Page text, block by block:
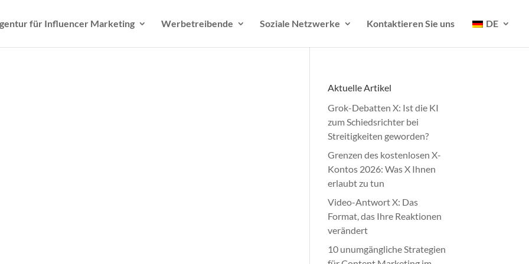
für Influencer Marketing Werbetreibende Soziale Netzwerke Kontaktieren Sie uns DE
Aktuelle Artikel
Grok-Debatten X: Ist die KI
zum Schiedsrichter bei
Streitigkeiten geworden?
Grenzen des kostenlosen X-
Kontos 2026: Was X Ihnen
erlaubt zu tun
Video-Antwort X: Das
Format, das Ihre Reaktionen
verändert
10 unumgängliche Strategien